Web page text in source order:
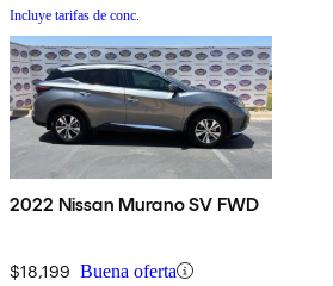
Incluye tarifas de conc.
2022 Nissan Murano SV FWD
$18,199 Buena oferta